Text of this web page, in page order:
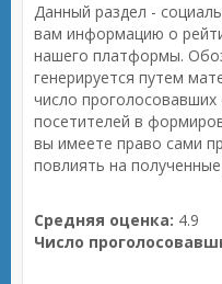
Данный раздел -
вам информацию о
нашего платформы.
генерируется путем
число
посетителей в
вы имеете право сами
повлиять на
Средняя оценка: 4.9
Число